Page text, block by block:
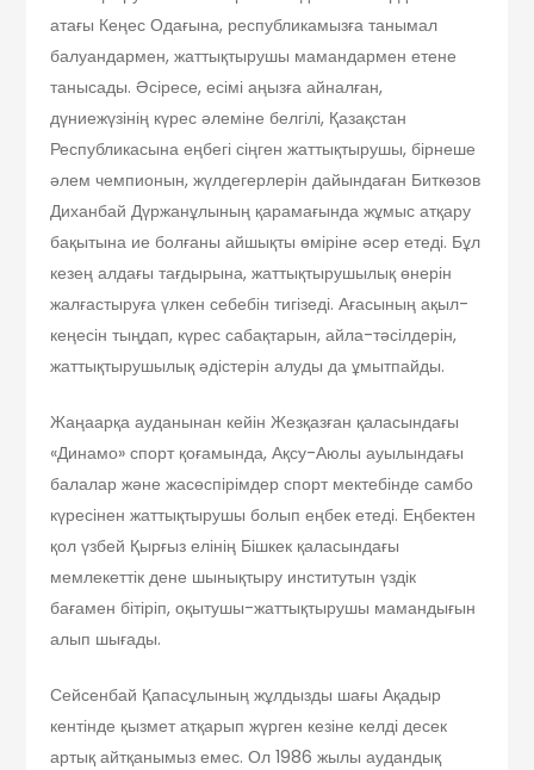
атағы Кеңес Одағына, республикамызға танымал
балуандармен, жаттықтырушы мамандармен етене
танысады. Әсіресе, есімі аңызға айналған,
дүниежүзінің күрес әлеміне белгілі, Қазақстан
Республикасына еңбегі сіңген жаттықтырушы, бірнеше
әлем чемпионын, жүлдегерлерін дайындаған Биткөзов
Диханбай Дүржанұлының қарамағында жұмыс атқару
бақытына ие болғаны айшықты өміріне әсер етеді. Бұл
кезең алдағы тағдырына, жаттықтырушылық өнерін
жалғастыруға үлкен себебін тигізеді. Ағасының ақыл-
кеңесін тыңдап, күрес сабақтарын, айла-тәсілдерін,
жаттықтырушылық әдістерін алуды да ұмытпайды.
Жаңаарқа ауданынан кейін Жезқазған қаласындағы
«Динамо» спорт қоғамында, Ақсу-Аюлы ауылындағы
балалар және жасөспірімдер спорт мектебінде самбо
күресінен жаттықтырушы болып еңбек етеді. Еңбектен
қол үзбей Қырғыз елінің Бішкек қаласындағы
мемлекеттік дене шынықтыру институтын үздік
бағамен бітіріп, оқытушы-жаттықтырушы мамандығын
алып шығады.
Сейсенбай Қапасұлының жұлдызды шағы Ақадыр
кентінде қызмет атқарып жүрген кезіне келді десек
артық айтқанымыз емес. Ол 1986 жылы аудандық